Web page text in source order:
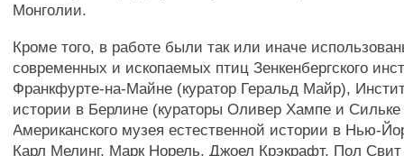
Монголии.
Кроме того, в работе были так или иначе
современных и ископаемых птиц Зенкенбергского
Франкфурте-на-Майне (куратор Геральд Майр),
истории в Берлине (кураторы Оливер Хампе и
Американского музея естественной истории в Нью-
Карл Мелинг, Марк Норель, Джоел Крэкрафт, Пол